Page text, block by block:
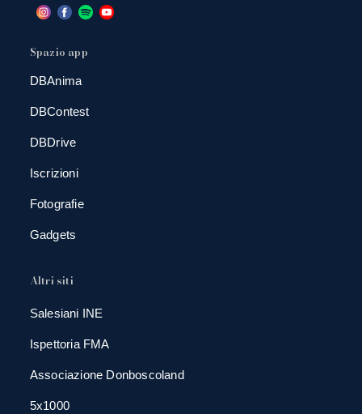
Spazio app
DBAnima
DBContest
DBDrive
Iscrizioni
Fotografie
Gadgets
Altri siti
Salesiani INE
Ispettoria FMA
Associazione Donboscoland
5x1000